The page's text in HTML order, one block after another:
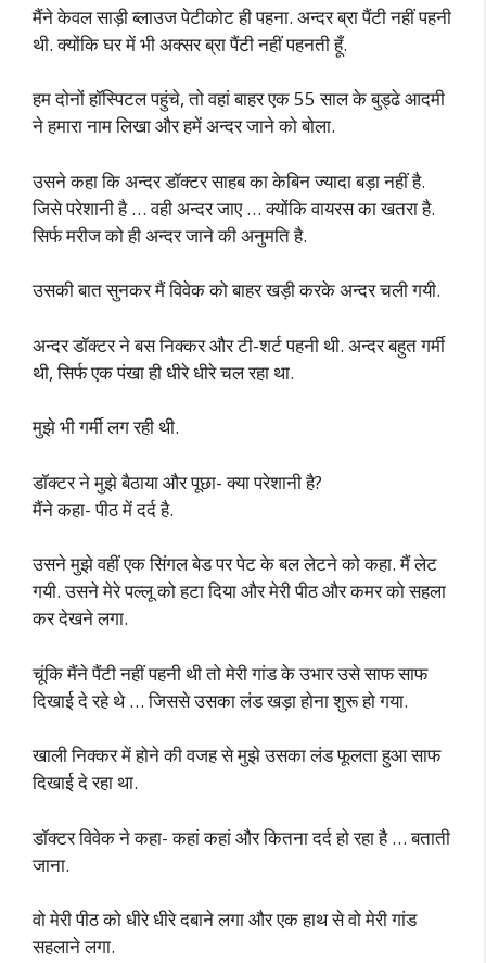
मैंने केवल साड़ी ब्लाउज पेटीकोट ही पहना. अन्दर ब्रा पैंटी नहीं पहनी
थी. क्योंकि घर में भी अक्सर ब्रा पैंटी नहीं पहनती हूँ.
हम दोनों हॉस्पिटल पहुंचे, तो वहां बाहर एक 55 साल के बुड्ढे आदमी
ने हमारा नाम लिखा और हमें अन्दर जाने को बोला.
उसने कहा कि अन्दर डॉक्टर साहब का केबिन ज्यादा बड़ा नहीं है.
जिसे परेशानी है … वही अन्दर जाए … क्योंकि वायरस का खतरा है.
सिर्फ मरीज को ही अन्दर जाने की अनुमति है.
उसकी बात सुनकर मैं विवेक को बाहर खड़ी करके अन्दर चली गयी.
अन्दर डॉक्टर ने बस निक्कर और टी-शर्ट पहनी थी. अन्दर बहुत गर्मी
थी, सिर्फ एक पंखा ही धीरे धीरे चल रहा था.
मुझे भी गर्मी लग रही थी.
डॉक्टर ने मुझे बैठाया और पूछा- क्या परेशानी है?
मैंने कहा- पीठ में दर्द है.
उसने मुझे वहीं एक सिंगल बेड पर पेट के बल लेटने को कहा. मैं लेट
गयी. उसने मेरे पल्लू को हटा दिया और मेरी पीठ और कमर को सहला
कर देखने लगा.
चूंकि मैंने पैंटी नहीं पहनी थी तो मेरी गांड के उभार उसे साफ साफ
दिखाई दे रहे थे … जिससे उसका लंड खड़ा होना शुरू हो गया.
खाली निक्कर में होने की वजह से मुझे उसका लंड फूलता हुआ साफ
दिखाई दे रहा था.
डॉक्टर विवेक ने कहा- कहां कहां और कितना दर्द हो रहा है … बताती
जाना.
वो मेरी पीठ को धीरे धीरे दबाने लगा और एक हाथ से वो मेरी गांड
सहलाने लगा.